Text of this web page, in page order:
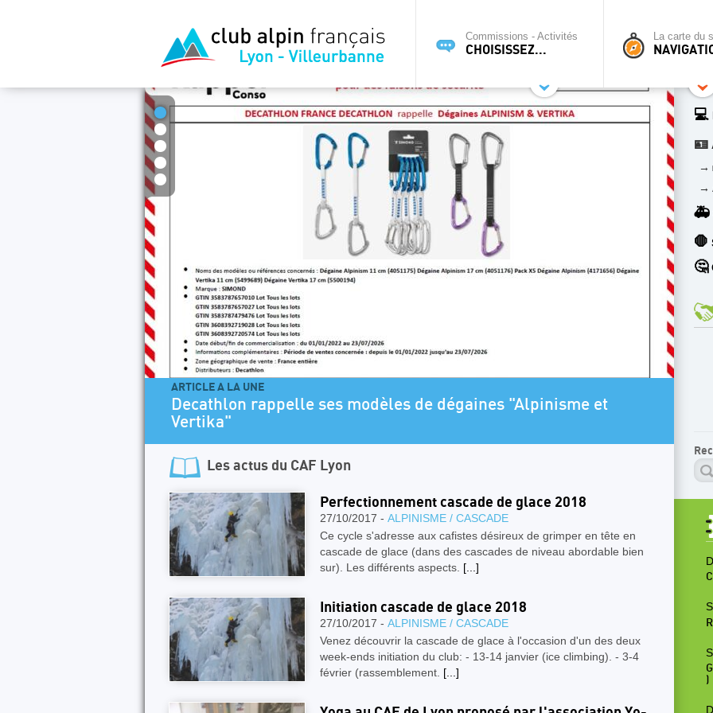
Commissions - Activités
CHOISISSEZ...
La carte du
ARTICLE A LA UNE
Decathlon rappelle ses modèles de dégaines "Alpinisme et
Les actus du CAF Lyon
Perfectionnement cascade de glace 2018
27/10/2017 - ALPINISME / CASCADE
Ce cycle s'adresse aux cafistes désireux de grimper en tête en
cascade de glace (dans des cascades de niveau abordable bien
sur). Les différents aspects. [...]
Initiation cascade de glace 2018
27/10/2017 - ALPINISME / CASCADE
Venez découvrir la cascade de glace à l'occasion d'un des deux
week-ends initiation du club: - 13-14 janvier (ice climbing). - 3-4
février (rassemblement. [...]
💻
🪪
→
→
🚑
🛑
🤔
)